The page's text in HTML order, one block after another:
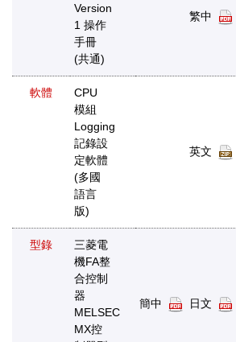
Version
1 操作
手冊
(共通)
繁中
軟體
CPU
模組
Logging
記錄設
定軟體
(多國
語言
版)
英文
型錄
三菱電
機FA整
合控制
器
MELSEC
MX控
簡中 日文